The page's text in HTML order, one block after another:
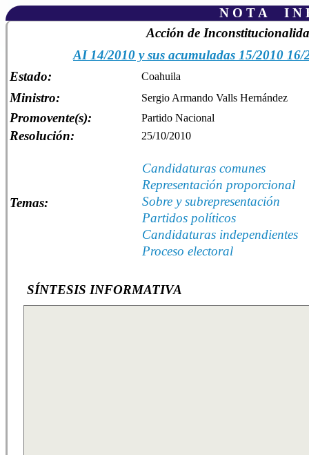
N O T A I N
Acción de
AI 14/2010 y sus acumuladas 15/2010 16/
Estado:
Coahuila
Ministro: Sergio Armando Valls Hernández
Promovente(s): Partido Nacional
Resolución: 25/10/2010
Temas:
Candidaturas comunes
Representación proporcional
Sobre y subrepresentación
Partidos políticos
Candidaturas independientes
Proceso electoral
SÍNTESIS INFORMATIVA